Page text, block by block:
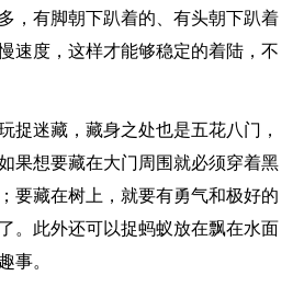
，有脚朝下趴着的、有头朝下趴着
速度，这样才能够稳定的着陆，不
捉迷藏，藏身之处也是五花八门，
果想要藏在大门周围就必须穿着黑
要藏在树上，就要有勇气和极好的
。此外还可以捉蚂蚁放在飘在水面
事。